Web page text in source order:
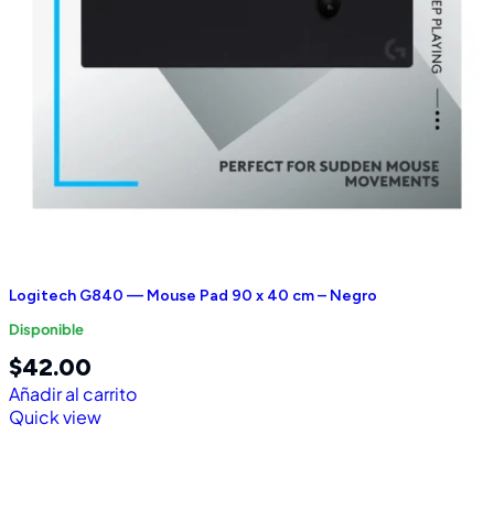
Logitech G840 — Mouse Pad 90 x 40 cm – Negro
Disponible
$42.00
Añadir al carrito
Quick view